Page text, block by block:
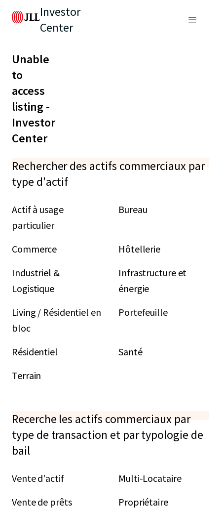
Investor
Center
Unable
to
access
listing -
Investor
Center
Rechercher des actifs commerciaux par
type d'actif
Actif à usage
particulier
Bureau
Commerce
Hôtellerie
Industriel &
Logistique
Infrastructure et
énergie
Living / Résidentiel en
bloc
Portefeuille
Résidentiel
Santé
Terrain
Recerche les actifs commerciaux par
type de transaction et par typologie de
bail
Vente d'actif
Vente de prêts
Multi-Locataire
Propriétaire